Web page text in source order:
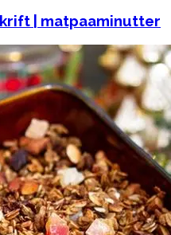
| matpaaminutter